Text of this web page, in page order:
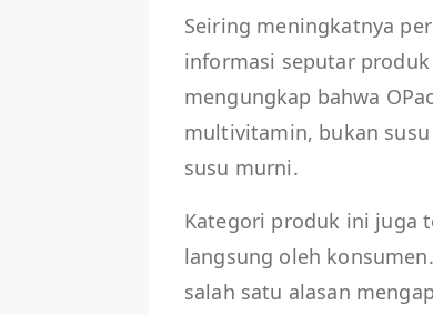
Seiring meningkatnya
informasi seputar
mengungkap bahwa
multivitamin, bukan
susu murni.
Kategori produk ini juga
langsung oleh
salah satu alasan